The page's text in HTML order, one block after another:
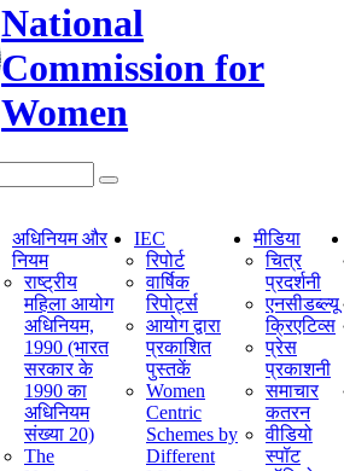
National
Commission for
Women
search
अधिनियम और
नियम
राष्ट्रीय
महिला आयोग
अधिनियम,
1990 (भारत
सरकार के
1990 का
अधिनियम
संख्या 20)
The
IEC
रिपोर्ट
वार्षिक
रिपोर्ट्स
आयोग द्वारा
प्रकाशित
पुस्तकें
Women
Centric
Schemes by
Different
मीडिया
चित्र
प्रदर्शनी
एनसीडब्ल्यू
क्रिएटिव्स
प्रेस
प्रकाशनी
समाचार
कतरन
वीडियो
स्पॉट